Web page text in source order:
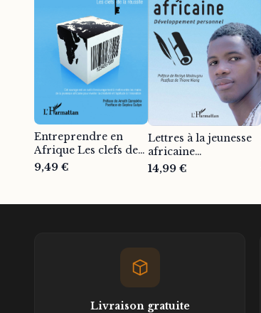
Entreprendre en
Afrique Les clefs de
la réussite - Ibrahima
9,49 €
Lettres à la jeunesse
africaine
Développement
14,99 €
Livraison gratuite